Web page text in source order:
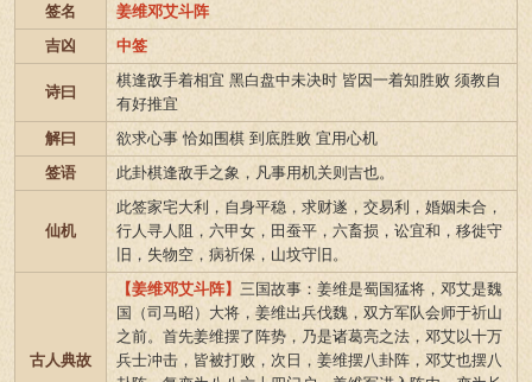
签名
姜维邓艾斗阵
吉凶
中签
诗曰
棋逢敌手着相宜 黑白盘中未决时 皆因一着知胜败 须教自
有好推宜
解曰
欲求心事 恰如围棋 到底胜败 宜用心机
签语
此卦棋逢敌手之象，凡事用机关则吉也。
仙机
此签家宅大利，自身平稳，求财遂，交易利，婚姻未合，
行人寻人阻，六甲女，田蚕平，六畜损，讼宜和，移徙守
旧，失物空，病祈保，山坟守旧。
古人典故
【姜维邓艾斗阵】 三国故事：姜维是蜀国猛将，邓艾是魏
国（司马昭）大将，姜维出兵伐魏，双方军队会师于祈山
之前。首先姜维摆了阵势，乃是诸葛亮之法，邓艾以十万
兵士冲击，皆被打败，次日，姜维摆八卦阵，邓艾也摆八